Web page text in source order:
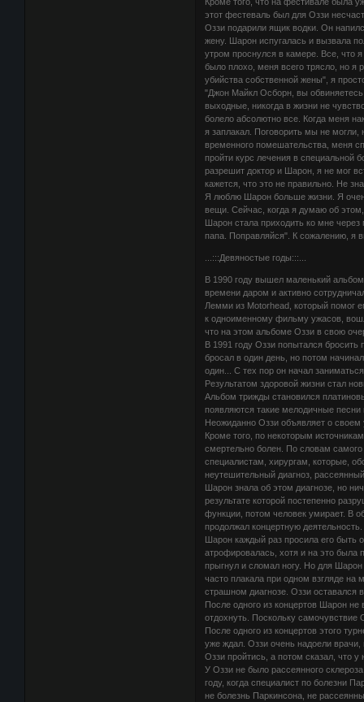
этот фестеваль был для Оззи
Оззи подарили ящик водки. Он
жену. Шарон испугалась и вызвала
утром проснулся в камере. Все, что
было плохо, меня всего трясло, но я
убийства собственной жены", я
"Джон Майкл Осборн, вы
выходные, никогда в жизни не
болело абсолютно все. Когда меня
я заплакал. Поговорить мы не могли,
временного помешательства, меня
пройти курс лечения в специальной
разрешит доктор и Шарон, я не мог
кажется, что это не правильно. Не
Я люблю Шарон больше жизни. Я
вещи. Сейчас, когда я думаю об
Шарон стала приходить ко мне
папа. Поправляйся". К сожалению, я
...:::Девяностые годы:::...
В 1990 году вышел маленький
времени даром и активно
Лемми из Motorhead, который помог
к одноименному фильму ужасов,
что на этом альбоме Оззи в свою
В 1991 году Оззи попытался
бросал в один день, но потом
один... С тех пор он начал
Результатом здоровой жизни стал
Альбом трижды становился
появляются такие мелодичные песни
Неожиданно Оззи объявляет о своем
Кроме того, по некоторым
смертельно болен. По словам самого
специалистам, хирургам, которые,
неутешительный диагноз,
Шарон знала об этом диагнозе, но
результате которой постепенно
функции, потом человек умирает. В
продолжал концертную деятельность.
Шарон каждый раз просила его быть
атрофировалась, хотя и на это была
прыгнул и сломал ногу. Но для
часто плакала при одном взгляде
страшном диагнозе. Оззи оставался
После одного из концертов Шарон
отдохнуть. Поскольку самочувствие
После одного из концертов этого
уже ждал. Оззи очень надоели врачи,
Оззи пройтись, а потом сказал, что у
У Оззи не было рассеянного
году, когда специалист по болезни
не болезнь Паркинсона, не